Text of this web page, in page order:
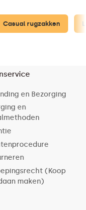
Casual rugzakken
en Bezorging
en
(Koop
maken)